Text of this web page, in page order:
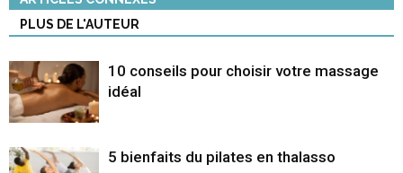
PLUS DE L'AUTEUR
10 conseils pour choisir votre massage
idéal
5 bienfaits du pilates en thalasso